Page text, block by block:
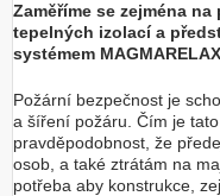
Zaměříme se zejména
tepelných izolací a
systémem
Požární bezpečnost je
a šíření požáru. Čím je
pravděpodobnost, že
osob, a také ztrátám na
potřeba aby konstrukce,